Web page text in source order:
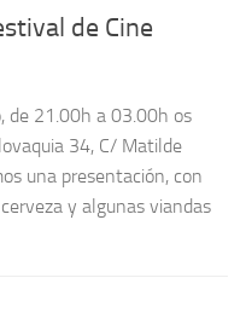
de Cine
de 21.00h a 03.00h os
34, C/ Matilde
una presentación, con
y algunas viandas